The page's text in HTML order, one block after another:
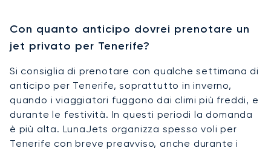
Con quanto anticipo dovrei prenotare un
jet privato per Tenerife?
Si consiglia di prenotare con qualche settimana di
anticipo per Tenerife, soprattutto in inverno,
quando i viaggiatori fuggono dai climi più freddi, e
durante le festività. In questi periodi la domanda
è più alta. LunaJets organizza spesso voli per
Tenerife con breve preavviso, anche durante i